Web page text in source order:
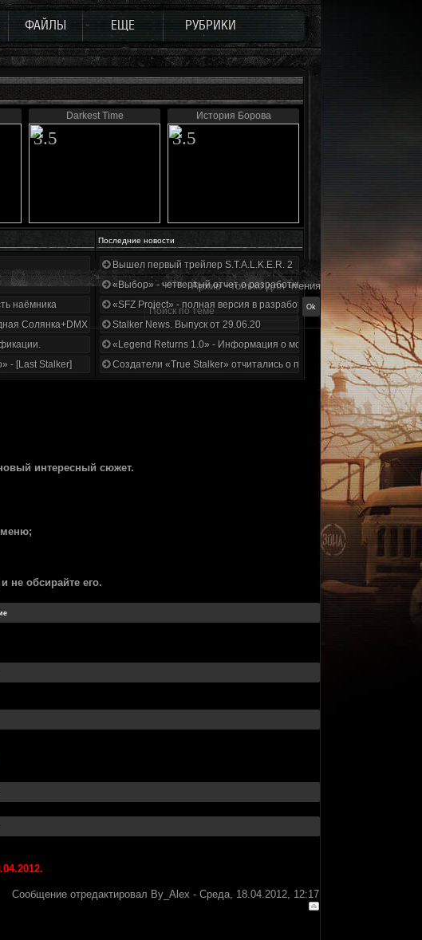
ФАЙЛЫ ЕЩЕ РУБРИКИ
Darkest Time
3.5
История Борова
3.5
Последние новости
трейлера
наёмника
Солянка+DMX 1.3.5.ООП.МА.К.
- [Last Stalker]
Вышел первый трейлер S.T.A.L.K.E.R. 2
«Выбор» - четвертый отчет о разработке!
«SFZ Project» - полная версия в разработке!
Stalker News. Выпуск от 29.06.20
«Legend Returns 1.0» - Информация о моде за июнь 2020
Создатели «True Stalker» отчитались о проделанной работе
Архив - только для чтения
интересный сюжет.
меню;
не обсирайте его.
Сообщение отредактировал By_Alex - Среда, 18.04.2012, 12:17